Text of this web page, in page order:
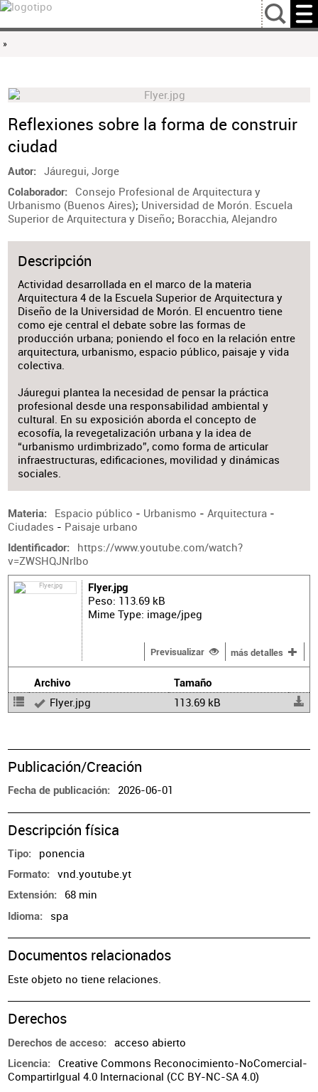
…
»
Reflexiones sobre la forma de construir
ciudad
Autor Jáuregui, Jorge
Colaborador
Consejo Profesional de Arquitectura y
Urbanismo (Buenos Aires); Universidad de Morón. Escuela
Superior de Arquitectura y Diseño; Boracchia, Alejandro
Descripción
Actividad desarrollada en el marco de la materia
Arquitectura 4 de la Escuela Superior de Arquitectura y
Diseño de la Universidad de Morón. El encuentro tiene
como eje central el debate sobre las formas de
producción urbana; poniendo el foco en la relación entre
arquitectura, urbanismo, espacio público, paisaje y vida
colectiva.
Jáuregui plantea la necesidad de pensar la práctica
profesional desde una responsabilidad ambiental y
cultural. En su exposición aborda el concepto de
ecosofía, la revegetalización urbana y la idea de
“urbanismo urdimbrizado”, como forma de articular
infraestructuras, edificaciones, movilidad y dinámicas
sociales.
Materia Espacio público - Urbanismo -Arquitectura -
Ciudades - Paisaje urbano
Identificador
https://www.youtube.com/watch?
v=ZWSHQJNrIbo
Flyer.jpg
Peso: 113.69 kB
Mime Type: image/jpeg
Previsualizar más detalles
Archivo Tamaño
Flyer.jpg 113.69 kB
Publicación/Creación
Fecha de publicación 2026-06-01
Descripción física
Tipo ponencia
Formato vnd.youtube.yt
Extensión 68 min
Idioma spa
Documentos relacionados
Este objeto no tiene relaciones.
Derechos
Derechos de acceso acceso abierto
Licencia
Creative Commons Reconocimiento-NoComercial-
CompartirIgual 4.0 Internacional (CC BY-NC-SA 4.0)